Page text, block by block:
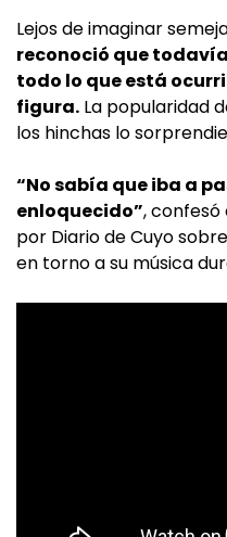
Lejos de imaginar
reconoció que
todo lo que está
figura. La popularidad
los hinchas lo
“No sabía que iba a
enloquecido”,
por Diario de Cuyo
en torno a su música